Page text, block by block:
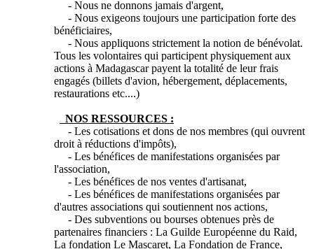
- Nous ne donnons jamais d'argent,
- Nous exigeons toujours une participation forte des
bénéficiaires,
- Nous appliquons strictement la notion de bénévolat.
Tous les volontaires qui participent physiquement aux
actions à Madagascar payent la totalité de leur frais
engagés (billets d'avion, hébergement, déplacements,
restaurations etc....)
NOS RESSOURCES :
- Les cotisations et dons de nos membres (qui ouvrent
droit à réductions d'impôts),
- Les bénéfices de manifestations organisées par
l'association,
- Les bénéfices de nos ventes d'artisanat,
- Les bénéfices de manifestations organisées par
d'autres associations qui soutiennent nos actions,
- Des subventions ou bourses obtenues près de
partenaires financiers : La Guilde Européenne du Raid,
La fondation Le Mascaret, La Fondation de France,